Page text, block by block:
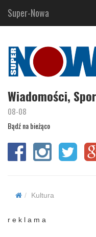
Super-Nowa
Wiadomości,
08-08
Bądź na bieżąco
Kultura
r e k l a m a